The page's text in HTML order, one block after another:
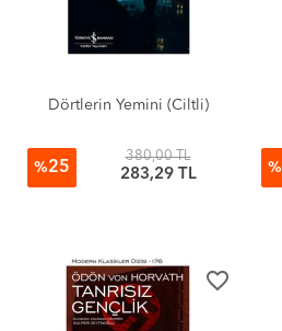
Dörtlerin Yemini (Ciltli)
%25
380,00 TL
283,29 TL %
favorite_border